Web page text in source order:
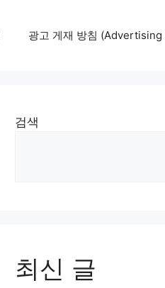
광고 게재 방침
검색
최신 글